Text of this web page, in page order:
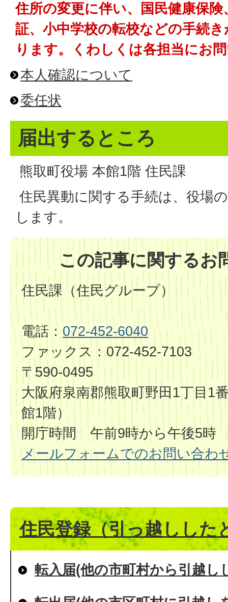
住所の変更に伴い、国民健康保
証、小中学校の転校などの手続
ります。くわしくは各担当にお
本人確認について
委任状
届出するところ
熊取町役場 本館1階 住民課
住民異動に関する手続は、役場
します。
この記事に関するお
住民課（住民グループ）
電話： 072-452-6040
ファックス：072-452-7103
〒590-0495
大阪府泉南郡熊取町野田1丁目1
館1階）
開庁時間 午前9時から午後5時
メールフォームでのお問い合わ
住民登録（引っ越しした
転入届(他の市町村から引越し